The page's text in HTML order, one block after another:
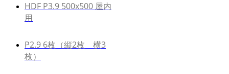
HDF P3.9 500x500 屋内
用
P2.9 6枚（縦2枚 横3
枚）